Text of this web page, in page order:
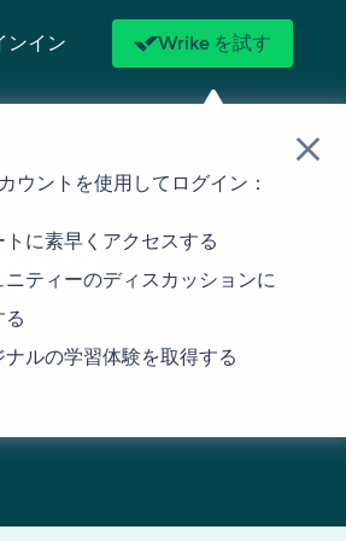
ンイン Wrike を試す
ウントを使用してログイン：
に素早くアクセスする
ニティーのディスカッションに
ナルの学習体験を取得する
？